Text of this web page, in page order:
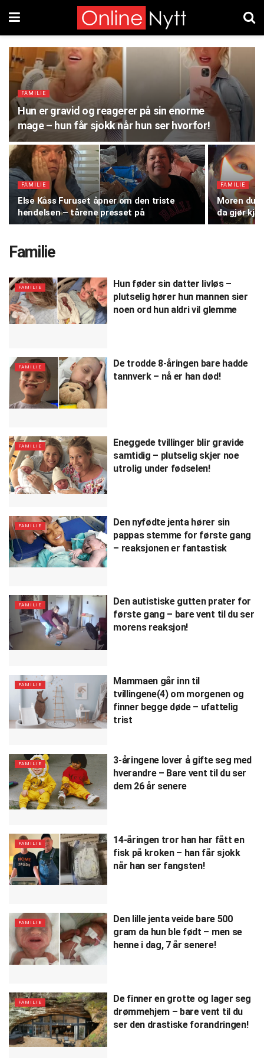
FAMILIE
Hun er gravid og reagerer på sin enorme
mage – hun får sjokk når hun ser hvorfor!
FAMILIE
Else Kåss Furuset åpner om den triste
hendelsen – tårene presset på
FAMILIE
Moren
da gjør
Familie
FAMILIE
Hun føder sin datter livløs –
plutselig hører hun mannen sier
noen ord hun aldri vil glemme
FAMILIE
De trodde 8-åringen bare hadde
tannverk – nå er han død!
FAMILIE
Eneggede tvillinger blir gravide
samtidig – plutselig skjer noe
utrolig under fødselen!
FAMILIE
Den nyfødte jenta hører sin
pappas stemme for første gang
– reaksjonen er fantastisk
FAMILIE
Den autistiske gutten prater for
første gang – bare vent til du ser
morens reaksjon!
FAMILIE
Mammaen går inn til
tvillingene(4) om morgenen og
finner begge døde – ufattelig
trist
FAMILIE
3-åringene lover å gifte seg med
hverandre – Bare vent til du ser
dem 26 år senere
FAMILIE
14-åringen tror han har fått en
fisk på kroken – han får sjokk
når han ser fangsten!
FAMILIE
Den lille jenta veide bare 500
gram da hun ble født – men se
henne i dag, 7 år senere!
FAMILIE
De finner en grotte og lager seg
drømmehjem – bare vent til du
ser den drastiske forandringen!